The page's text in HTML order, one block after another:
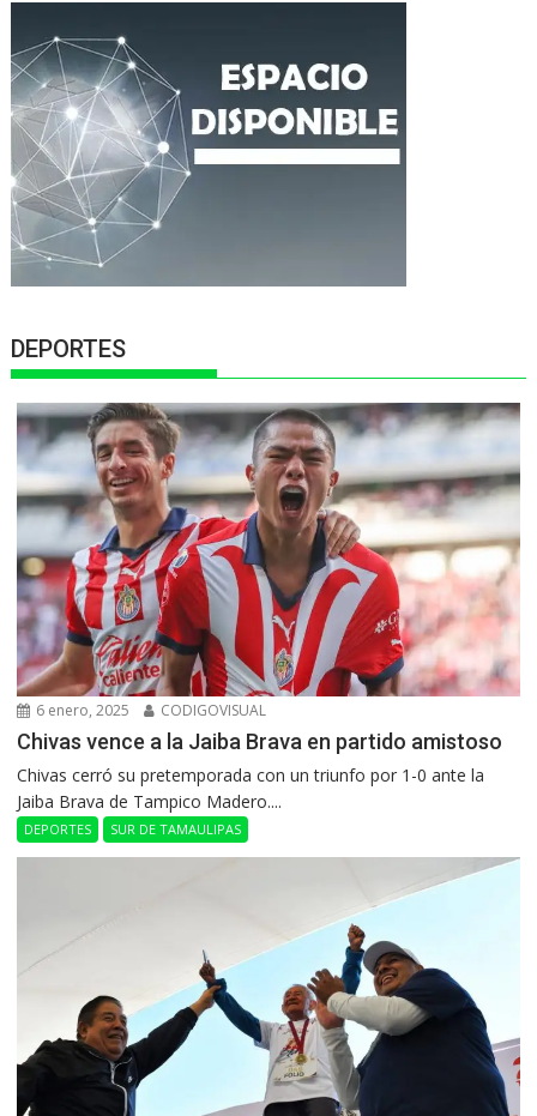
DEPORTES
6 enero, 2025 CODIGOVISUAL
Chivas vence a la Jaiba Brava en partido amistoso
Chivas cerró su pretemporada con un triunfo por 1-0 ante la
Jaiba Brava de Tampico Madero....
DEPORTES SUR DE TAMAULIPAS